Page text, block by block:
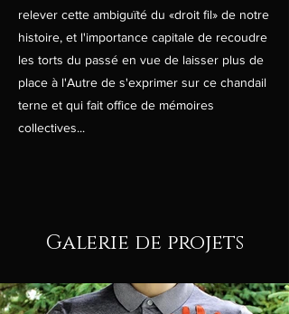
relever cette ambiguïté du «droit fil» de notre
histoire, et l'importance capitale de recoudre
les torts du passé en vue de laisser plus de
place à l'Autre de s'exprimer sur ce chandail
terne et qui fait office de mémoires
collectives...
Galerie de projets